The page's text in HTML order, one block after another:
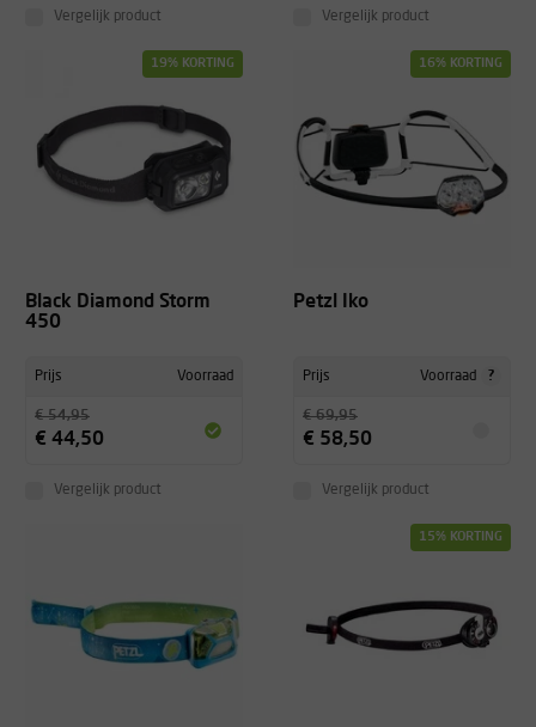
Vergelijk product Vergelijk product
19% KORTING
Black Diamond Storm
450
Prijs Voorraad
€ 54,95
€ 44,50
Vergelijk product
16% KORTING
Petzl Iko
Prijs Voorraad ?
€ 69,95
€ 58,50
Vergelijk product
15% KORTING